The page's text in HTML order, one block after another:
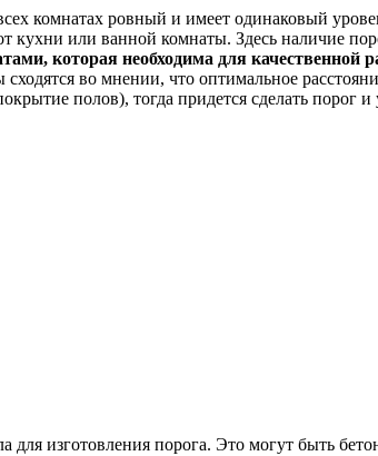
комнатах ровный и имеет одинаковый
или ванной комнаты. Здесь наличие
которая необходима для
во мнении, что оптимальное
полов), тогда придется сделать порог и
для изготовления порога. Это могут быть